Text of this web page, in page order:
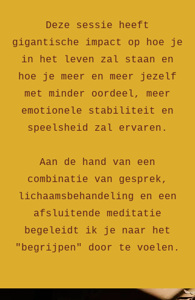
Deze sessie heeft
gigantische impact op hoe je
in het leven zal staan en
hoe je meer en meer jezelf
met minder oordeel, meer
emotionele stabiliteit en
speelsheid zal ervaren.
Aan de hand van een
combinatie van gesprek,
lichaamsbehandeling en een
afsluitende meditatie
begeleidt ik je naar het
"begrijpen" door te voelen.